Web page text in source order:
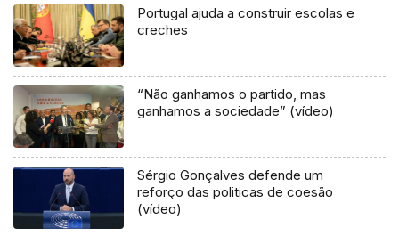
Portugal ajuda a construir escolas e
creches
“Não ganhamos o partido, mas
ganhamos a sociedade” (vídeo)
Sérgio Gonçalves defende um
reforço das politicas de coesão
(vídeo)